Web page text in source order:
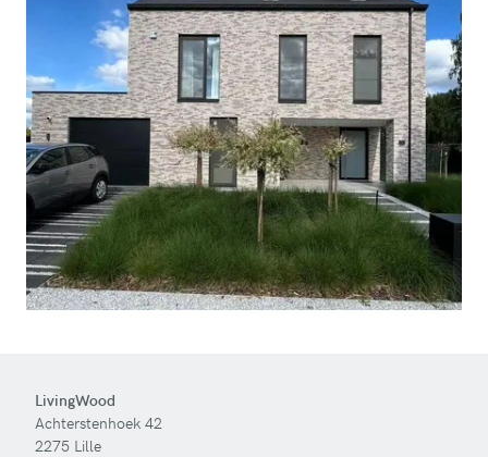
LivingWood
Achterstenhoek 42
2275 Lille